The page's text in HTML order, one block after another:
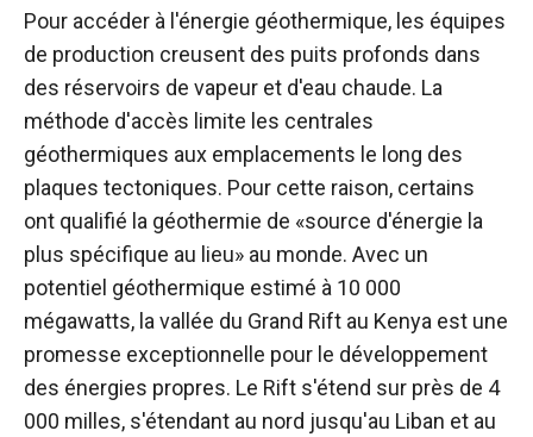
Pour accéder à l'énergie géothermique, les équipes
de production creusent des puits profonds dans
des réservoirs de vapeur et d'eau chaude. La
méthode d'accès limite les centrales
géothermiques aux emplacements le long des
plaques tectoniques. Pour cette raison, certains
ont qualifié la géothermie de «source d'énergie la
plus spécifique au lieu» au monde. Avec un
potentiel géothermique estimé à 10 000
mégawatts, la vallée du Grand Rift au Kenya est une
promesse exceptionnelle pour le développement
des énergies propres. Le Rift s'étend sur près de 4
000 milles, s'étendant au nord jusqu'au Liban et au